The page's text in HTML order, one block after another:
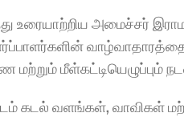
அமைச்சர்
மீள்கட்டியெழுப்பும்
கடல் வளங்கள், வாவிகள்